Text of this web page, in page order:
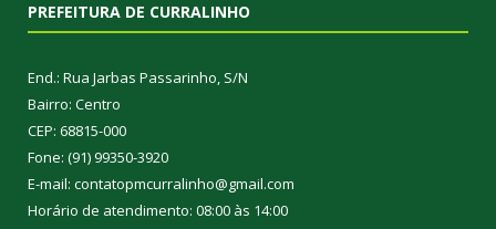
PREFEITURA DE CURRALINHO
End.: Rua Jarbas Passarinho, S/N
Bairro: Centro
CEP: 68815-000
Fone: (91) 99350-3920
E-mail: contatopmcurralinho@gmail.com
Horário de atendimento: 08:00 às 14:00